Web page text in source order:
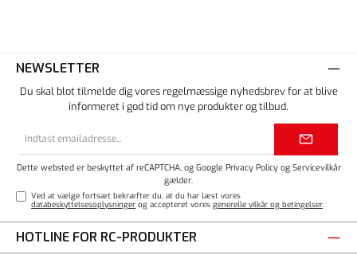
NEWSLETTER
Du skal blot tilmelde dig vores regelmæssige nyhedsbrev for at blive
informeret i god tid om nye produkter og tilbud.
Dette websted er beskyttet af reCAPTCHA, og Google Privacy Policyog Servicevilkår
gælder.
Ved at vælge fortsæt bekræfter du, at du har læst vores
databeskyttelsesoplysninger og accepteret voresgenerelle vilkår og betingelser.
HOTLINE FOR RC-PRODUKTER